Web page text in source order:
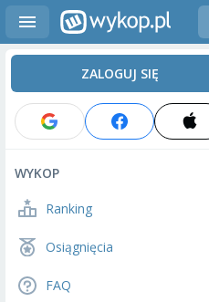
ZALOGUJ SIĘ
WYKOP
Ranking
Osiągnięcia
FAQ